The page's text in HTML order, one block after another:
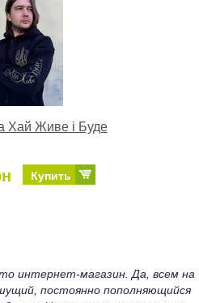
Хай Живе і Буде
Купить
интернет-магазин. Да, всем на
постоянно пополняющийся